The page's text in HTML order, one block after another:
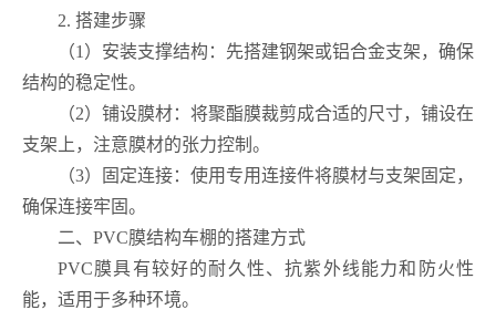
2. 搭建步骤
（1）安装支撑结构：先搭建钢架或铝合金支架，确保
结构的稳定性。
（2）铺设膜材：将聚酯膜裁剪成合适的尺寸，铺设在
支架上，注意膜材的张力控制。
（3）固定连接：使用专用连接件将膜材与支架固定，
确保连接牢固。
二、PVC膜结构车棚的搭建方式
PVC膜具有较好的耐久性、抗紫外线能力和防火性
能，适用于多种环境。